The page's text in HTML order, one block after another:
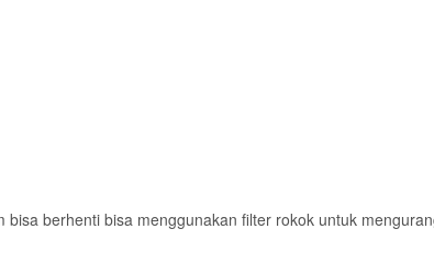
berhenti bisa menggunakan filter rokok untuk